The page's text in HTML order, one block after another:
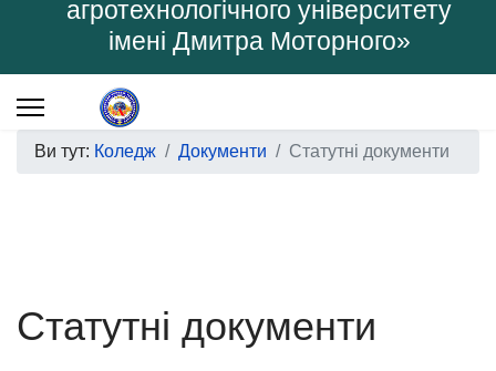
агротехнологічного університету
імені Дмитра Моторного»
Ви тут: Коледж Документи Статутні документи
Статутні документи